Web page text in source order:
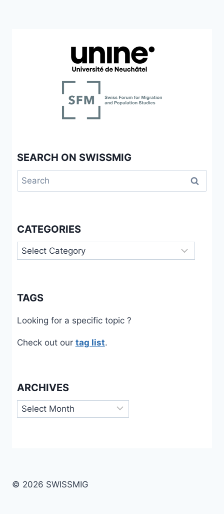
SEARCH ON SWISSMIG
Search
for:
CATEGORIES
Categories
TAGS
Looking for a specific topic ?
Check out our tag list.
ARCHIVES
Archives
© 2026 SWISSMIG